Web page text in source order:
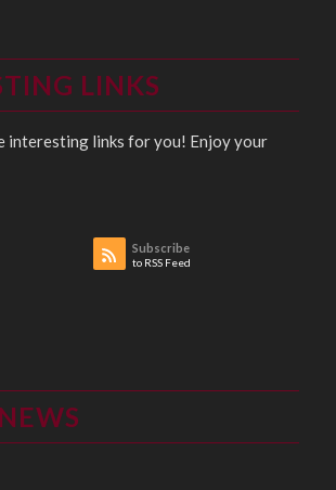
LINKS
interesting links for you! Enjoy your
Subscribe
to RSS Feed